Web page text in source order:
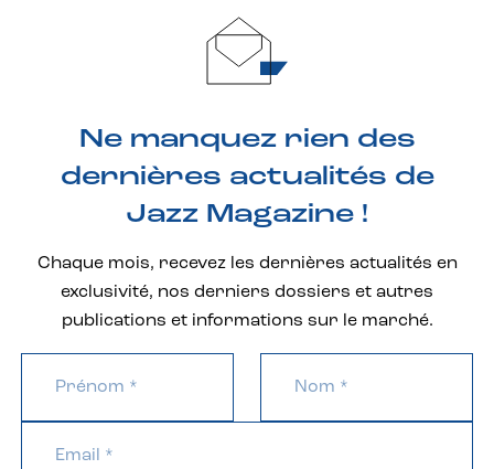
Ne manquez rien des
dernières actualités de
Jazz Magazine !
Chaque mois, recevez les dernières actualités en
exclusivité, nos derniers dossiers et autres
publications et informations sur le marché.